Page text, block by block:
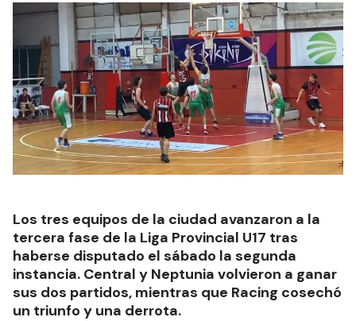
Los tres equipos de la ciudad avanzaron a la
tercera fase de la Liga Provincial U17 tras
haberse disputado el sábado la segunda
instancia. Central y Neptunia volvieron a ganar
sus dos partidos, mientras que Racing cosechó
un triunfo y una derrota.